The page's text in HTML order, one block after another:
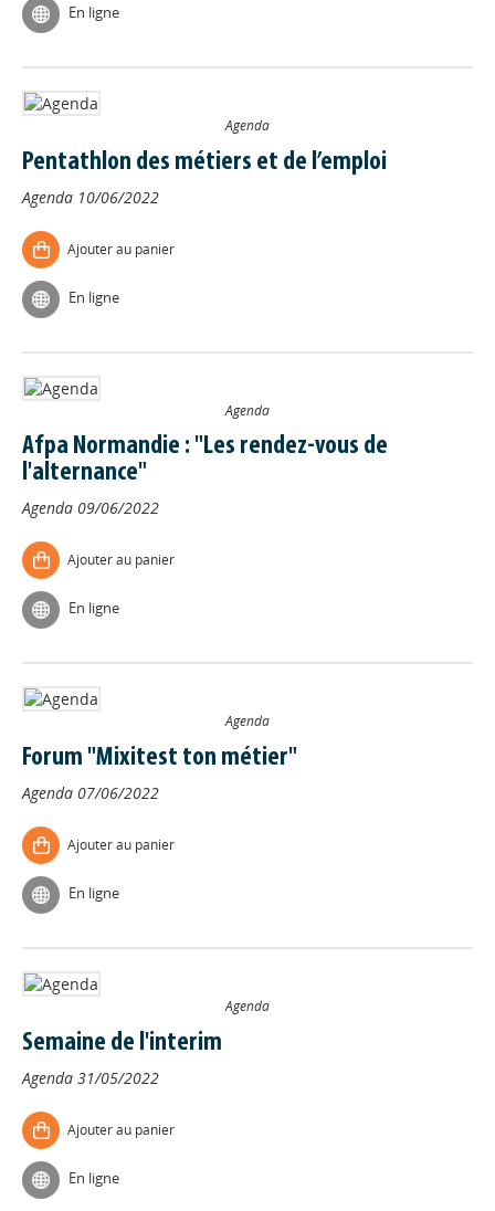
En ligne
Agenda
Pentathlon des métiers et de l’emploi
Agenda 10/06/2022
Ajouter au panier
En ligne
Agenda
Afpa Normandie : "Les rendez-vous de
l'alternance"
Agenda 09/06/2022
Ajouter au panier
En ligne
Agenda
Forum "Mixitest ton métier"
Agenda 07/06/2022
Ajouter au panier
En ligne
Agenda
Semaine de l'interim
Agenda 31/05/2022
Ajouter au panier
En ligne